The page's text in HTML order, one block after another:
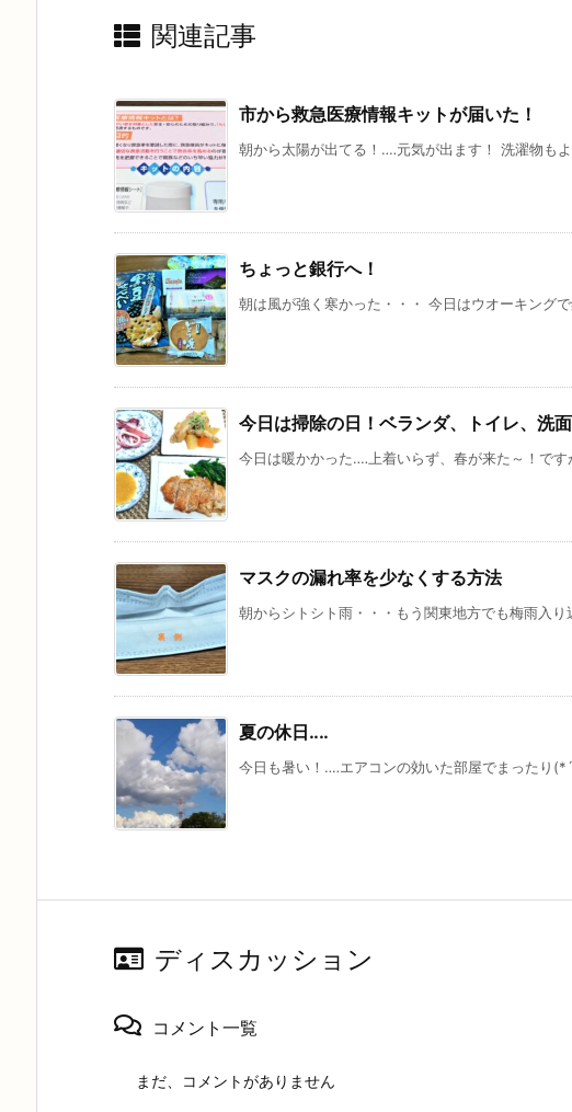
関連記事
市から救急医療情報キットが届いた！
朝から太陽が出てる！‥‥元気が出ます！ 洗濯物も
ちょっと銀行へ！
朝は風が強く寒かった・・・ 今日はウオーキング
今日は掃除の日！ベランダ、トイレ、洗
今日は暖かかった‥‥上着いらず、春が来た～！で
マスクの漏れ率を少なくする方法
朝からシトシト雨・・・もう関東地方でも梅雨入
夏の休日‥‥
今日も暑い！‥‥エアコンの効いた部屋でまった
ディスカッション
コメント一覧
まだ、コメントがありません